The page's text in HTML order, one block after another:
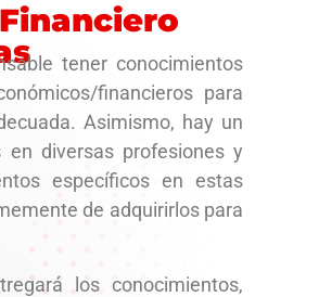
tener conocimientos
financieros para
Asimismo, hay un
en diversas profesiones y
específicos en estas
de adquirirlos para
los conocimientos,